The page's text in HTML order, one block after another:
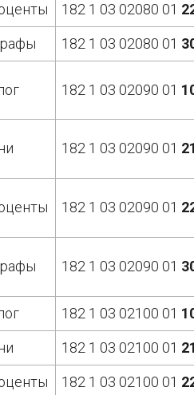
182 1 03 02080 01
182 1 03 02080 01
182 1 03 02090 01
182 1 03 02090 01
182 1 03 02090 01
182 1 03 02090 01
182 1 03 02100 01
182 1 03 02100 01
182 1 03 02100 01